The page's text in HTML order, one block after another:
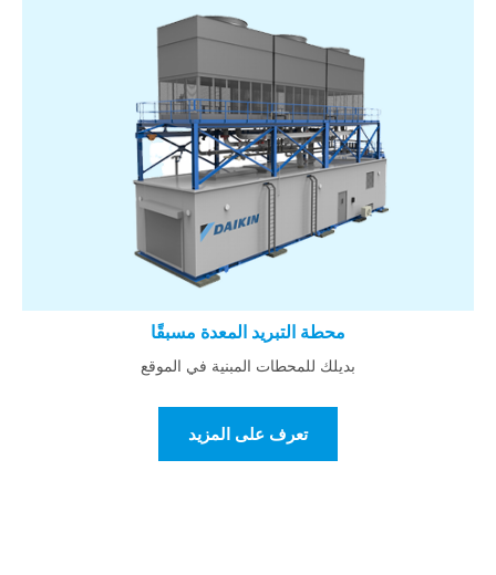
محطة التبريد المعدة مسبقًا
بديلك للمحطات المبنية في الموقع
تعرف على المزيد